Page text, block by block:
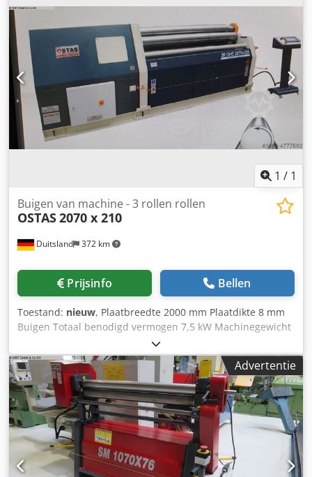
1 / 1
Duitsland 372 km
Buigen van machine - 3 rollen rollen
OSTAS2070 x 210
Prijsinfo Bellen
Toestand: nieuw, Plaatbreedte 2000 mm Plaatdikte 8 mm
Buigen Totaal benodigd vermogen 7,5 kW Machinegewicht
ca. 3,6 t Dodpsfv H A Rjfx Aixjck Benodigde ruimte ca.
3600x1250x1350 m
Advertentie